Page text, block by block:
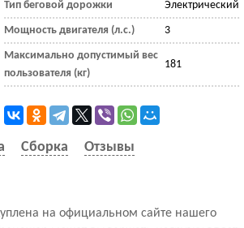
Тип беговой дорожки Электрический
Мощность двигателя (л.с.) 3
Максимально допустимый вес
пользователя (кг)
181
Сборка Отзывы
на официальном сайте нашего